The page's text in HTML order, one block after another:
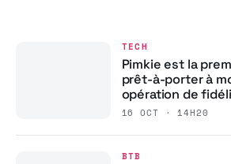
TECH
Pimkie est la
prêt-à-porter à
opération de
16 OCT · 14H20
BTB